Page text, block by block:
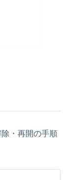
・再開の手順